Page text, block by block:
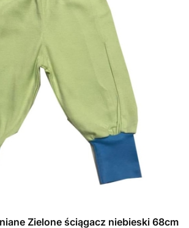
Zielone ściągacz niebieski 68cm